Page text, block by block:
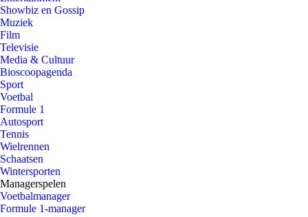
Showbiz en Gossip
Muziek
Film
Televisie
Media & Cultuur
Bioscoopagenda
Sport
Voetbal
Formule 1
Autosport
Tennis
Wielrennen
Schaatsen
Wintersporten
Managerspelen
Voetbalmanager
Formule 1-manager